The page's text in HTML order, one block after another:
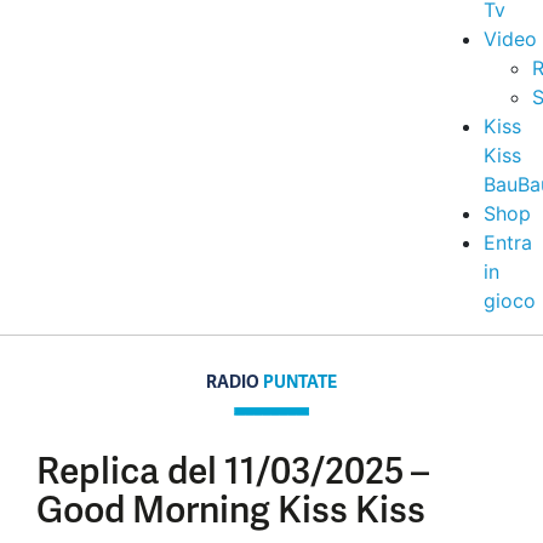
Tv
Video
Kiss
Kiss
Shop
Entra
in
gioco
RADIO PUNTATE
Replica del 11/03/2025 –
Good Morning Kiss Kiss